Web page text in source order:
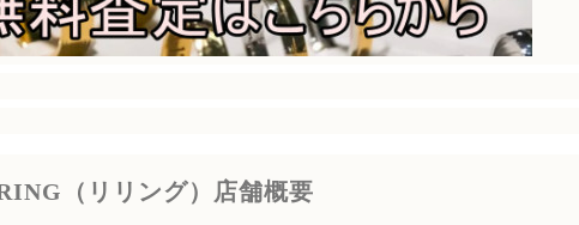
（リリング）店舗概要